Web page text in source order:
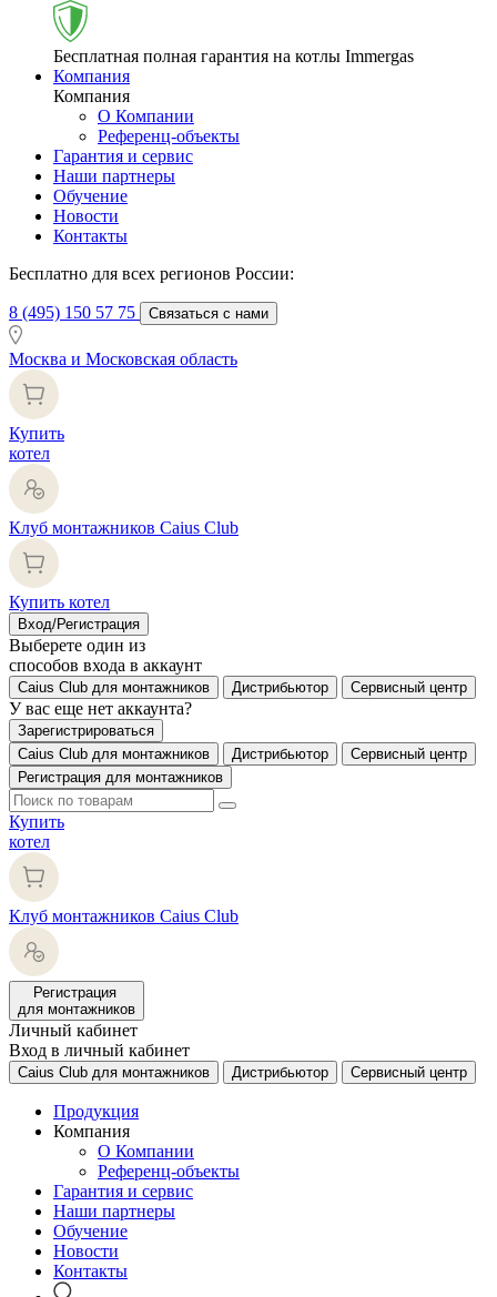
Бесплатная полная гарантия на котлы Immergas
Компания
Компания
О Компании
Референц-объекты
Гарантия и сервис
Наши партнеры
Обучение
Новости
Контакты
Бесплатно для всех регионов России:
8 (495) 150 57 75 Связаться с нами
Москва и Московская область
Купить
котел
Клуб монтажников Caius Club
Купить котел
Вход/Регистрация
Выберете один из
способов входа в аккаунт
Caius Club для монтажников Дистрибьютор Сервисный центр
У вас еще нет аккаунта?
Зарегистрироваться
Caius Club для монтажников
Дистрибьютор
Сервисный центр
Регистрация для монтажников
Купить
котел
Клуб монтажников Caius Club
Регистрация
для монтажников
Личный кабинет
Вход в личный кабинет
Caius Club для монтажников Дистрибьютор Сервисный центр
Продукция
Компания
О Компании
Референц-объекты
Гарантия и сервис
Наши партнеры
Обучение
Новости
Контакты